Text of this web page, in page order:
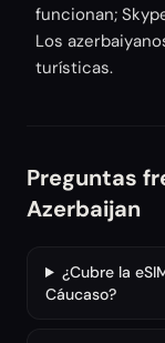
funcionan;
Los
turísticas.
Preguntas
Azerbaijan
¿Cubre la
Cáucaso?